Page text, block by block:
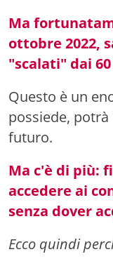
Ma
ottobre 2022,
"scalati" dai
Questo è un
possiede,
futuro.
Ma c'è di più:
accedere ai
senza dover
Ecco quindi